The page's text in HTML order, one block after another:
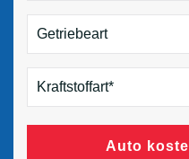
Auto